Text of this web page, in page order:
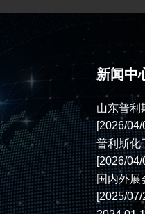
新闻中
山东普利
[2026/04/
普利斯化
[2026/04/
国内外展
[2025/07/